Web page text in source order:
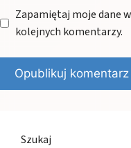
Zapamiętaj moje dane
kolejnych komentarzy.
Szukaj